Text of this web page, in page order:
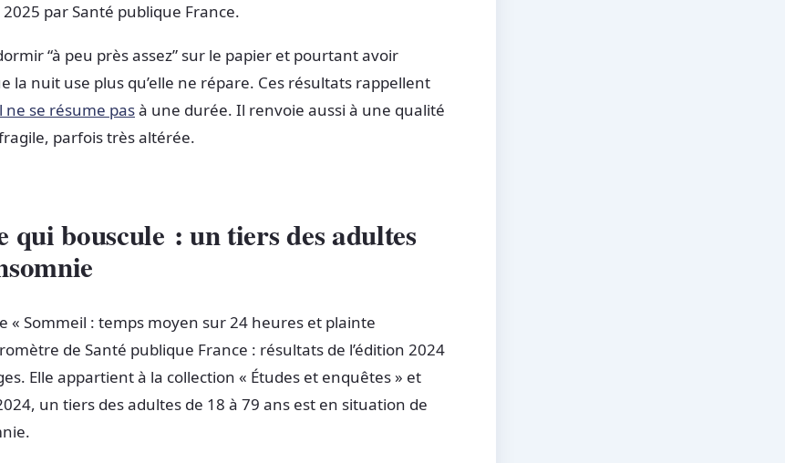
par Santé publique France.
“à peu près assez” sur le papier et pourtant avoir
la nuit use plus qu’elle ne répare. Ces résultats rappellent
ne se résume pasà une durée. Il renvoie aussi à une qualité
parfois très altérée.
qui bouscule :un tiersdes adultes
« Sommeil : temps moyen sur 24 heures et plainte
de Santé publique France : résultats de l’édition 2024
Elle appartient à la collection « Études et enquêtes » et
un tiers des adultes de 18 à 79 ans est en situation de